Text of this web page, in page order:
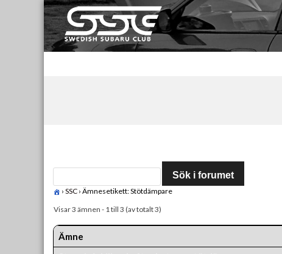
Skip
to
content
Swedish Subaru Club
För oss som älskar Subaru!
› SSC › Ämnesetikett: Stötdämpare
Visar 3 ämnen - 1 till 3 (av totalt 3)
Ämne